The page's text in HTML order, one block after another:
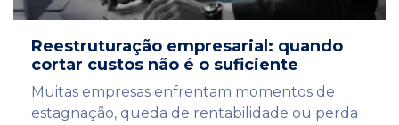
Reestruturação empresarial: quando
cortar custos não é o suficiente
Muitas empresas enfrentam momentos de
estagnação, queda de rentabilidade ou perda